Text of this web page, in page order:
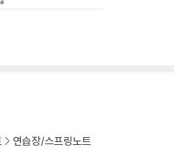
연습장/스프링노트